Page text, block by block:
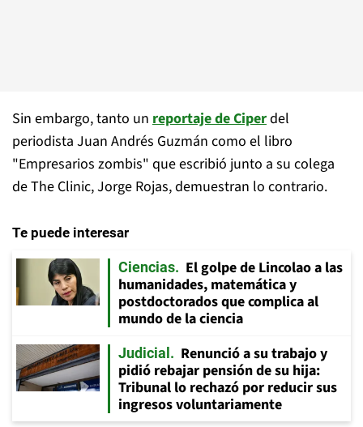
Sin embargo, tanto un reportaje de Ciperdel
periodista Juan Andrés Guzmán como el libro
"Empresarios zombis" que escribió junto a su colega
de The Clinic, Jorge Rojas, demuestran lo contrario.
Te puede interesar
Ciencias
El golpe de Lincolao a las
humanidades, matemática y
postdoctorados que complica al
mundo de la ciencia
Judicial
Renunció a su trabajo y
pidió rebajar pensión de su hija:
Tribunal lo rechazó por reducir sus
ingresos voluntariamente